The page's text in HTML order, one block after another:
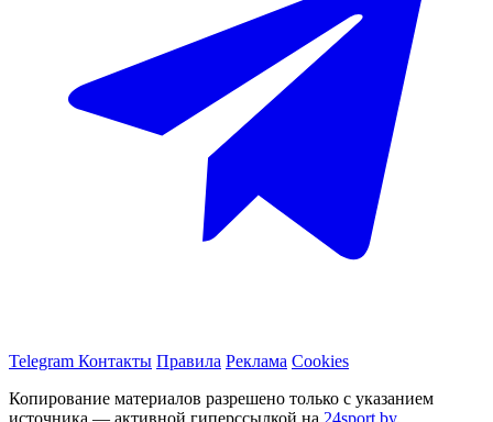
Telegram Контакты Правила Реклама Cookies
Копирование материалов разрешено только с указанием
источника — активной гиперссылкой на 24sport.by.